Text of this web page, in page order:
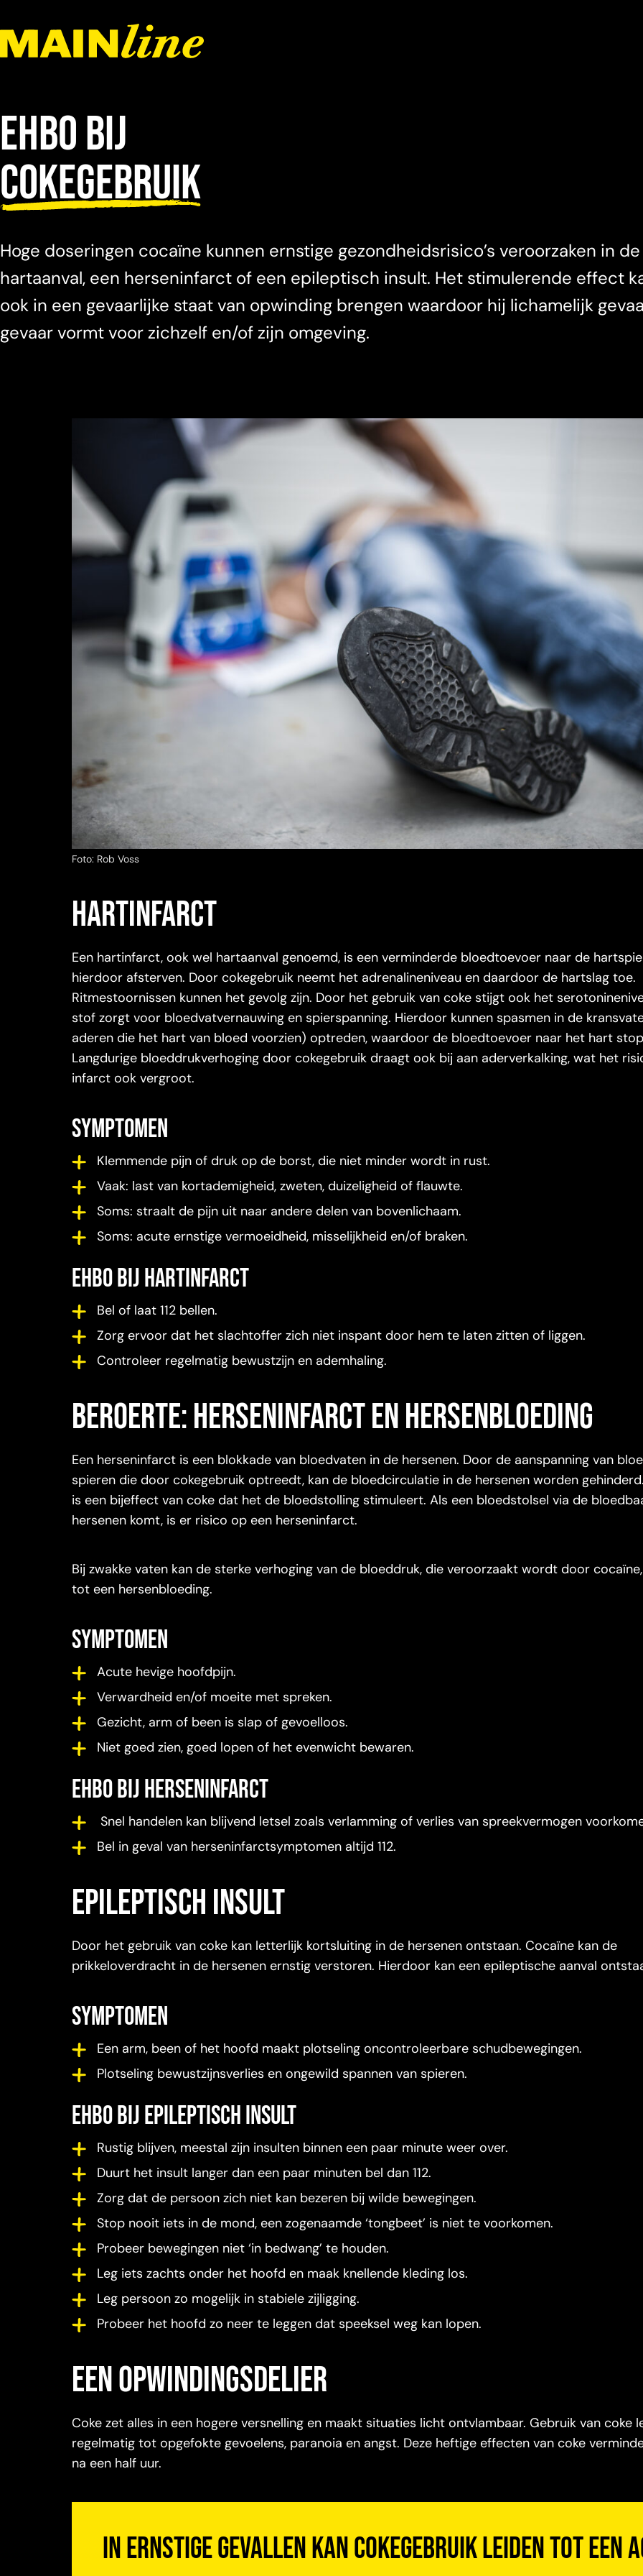
EHBO bij
cokegebruik
Hoge doseringen cocaïne kunnen ernstige gezondheidsrisico’s veroorzaken in
hartaanval, een herseninfarct of een epileptisch insult. Het stimulerende effect
ook in een gevaarlijke staat van opwinding brengen waardoor hij lichamelijk
gevaar vormt voor zichzelf en/of zijn omgeving.
Foto: Rob Voss
hartinfarct
Een hartinfarct, ook wel hartaanval genoemd, is een verminderde bloedtoevoer naar de
hierdoor afsterven. Door cokegebruik neemt het adrenalineniveau en daardoor de hartslag toe.
Ritmestoornissen kunnen het gevolg zijn. Door het gebruik van coke stijgt ook het
stof zorgt voor bloedvatvernauwing en spierspanning. Hierdoor kunnen spasmen in de
aderen die het hart van bloed voorzien) optreden, waardoor de bloedtoevoer naar het hart
Langdurige bloeddrukverhoging door cokegebruik draagt ook bij aan aderverkalking, wat het
infarct ook vergroot.
symptomen
Klemmende pijn of druk op de borst, die niet minder wordt in rust.
Vaak: last van kortademigheid, zweten, duizeligheid of flauwte.
Soms: straalt de pijn uit naar andere delen van bovenlichaam.
Soms: acute ernstige vermoeidheid, misselijkheid en/of braken.
Ehbo bij hartinfarct
Bel of laat 112 bellen.
Zorg ervoor dat het slachtoffer zich niet inspant door hem te laten zitten of liggen.
Controleer regelmatig bewustzijn en ademhaling.
Beroerte: herseninfarct en hersenbloeding
Een herseninfarct is een blokkade van bloedvaten in de hersenen. Door de aanspanning van
spieren die door cokegebruik optreedt, kan de bloedcirculatie in de hersenen worden
is een bijeffect van coke dat het de bloedstolling stimuleert. Als een bloedstolsel via de
hersenen komt, is er risico op een herseninfarct.
Bij zwakke vaten kan de sterke verhoging van de bloeddruk, die veroorzaakt wordt door
tot een hersenbloeding.
Symptomen
Acute hevige hoofdpijn.
Verwardheid en/of moeite met spreken.
Gezicht, arm of been is slap of gevoelloos.
Niet goed zien, goed lopen of het evenwicht bewaren.
ehbo bij herseninfarct
Snel handelen kan blijvend letsel zoals verlamming of verlies van spreekvermogen
Bel in geval van herseninfarctsymptomen altijd 112.
epileptisch insult
Door het gebruik van coke kan letterlijk kortsluiting in de hersenen ontstaan. Cocaïne kan de
prikkeloverdracht in de hersenen ernstig verstoren. Hierdoor kan een epileptische aanval
symptomen
Een arm, been of het hoofd maakt plotseling oncontroleerbare schudbewegingen.
Plotseling bewustzijnsverlies en ongewild spannen van spieren.
EHBO bij epileptisch insult
Rustig blijven, meestal zijn insulten binnen een paar minute weer over.
Duurt het insult langer dan een paar minuten bel dan 112.
Zorg dat de persoon zich niet kan bezeren bij wilde bewegingen.
Stop nooit iets in de mond, een zogenaamde ‘tongbeet’ is niet te voorkomen.
Probeer bewegingen niet ‘in bedwang’ te houden.
Leg iets zachts onder het hoofd en maak knellende kleding los.
Leg persoon zo mogelijk in stabiele zijligging.
Probeer het hoofd zo neer te leggen dat speeksel weg kan lopen.
een opwindingsdelier
Coke zet alles in een hogere versnelling en maakt situaties licht ontvlambaar. Gebruik van coke
regelmatig tot opgefokte gevoelens, paranoia en angst. Deze heftige effecten van coke
na een half uur.
In ernstige gevallen kan cokegebruik leiden tot een